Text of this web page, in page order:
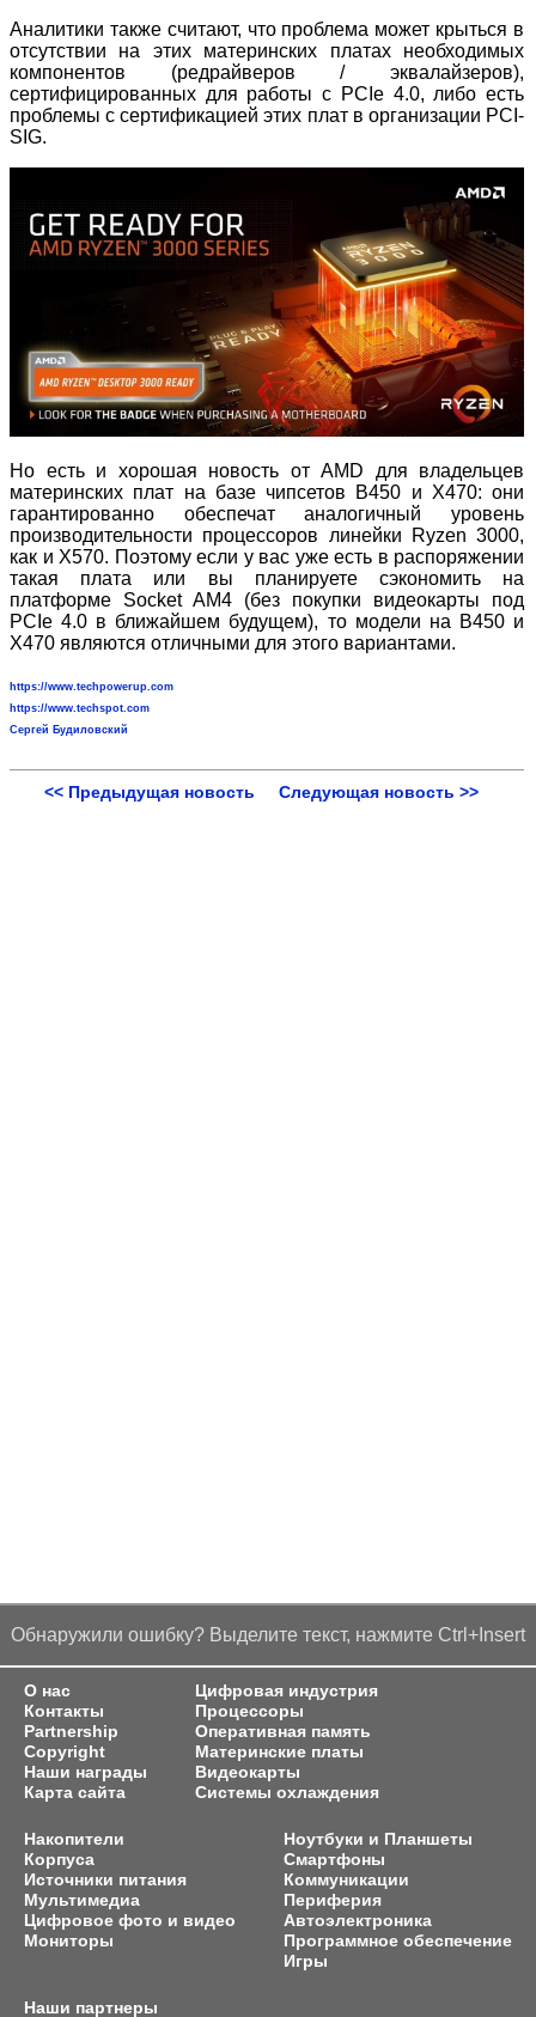
Аналитики также считают, что проблема может крыться в
отсутствии на этих материнских платах необходимых
компонентов (редрайверов / эквалайзеров),
сертифицированных для работы с PCIe 4.0, либо есть
проблемы с сертификацией этих плат в организации PCI-
SIG.
Но есть и хорошая новость от AMD для владельцев
материнских плат на базе чипсетов B450 и X470: они
гарантированно обеспечат аналогичный уровень
производительности процессоров линейки Ryzen 3000,
как и X570. Поэтому если у вас уже есть в распоряжении
такая плата или вы планируете сэкономить на
платформе Socket AM4 (без покупки видеокарты под
PCIe 4.0 в ближайшем будущем), то модели на B450 и
X470 являются отличными для этого вариантами.
https://www.techpowerup.com
https://www.techspot.com
Сергей Будиловский
<< Предыдущая новость Следующая новость >>
Обнаружили ошибку? Выделите текст, нажмите Ctrl+Insert
О нас
Контакты
Partnership
Copyright
Наши награды
Карта сайта
Цифровая индустрия
Процессоры
Оперативная память
Материнские платы
Видеокарты
Системы охлаждения
Накопители
Корпуса
Источники питания
Мультимедиа
Цифровое фото и видео
Мониторы
Ноутбуки и Планшеты
Смартфоны
Коммуникации
Периферия
Автоэлектроника
Программное обеспечение
Игры
Наши партнеры